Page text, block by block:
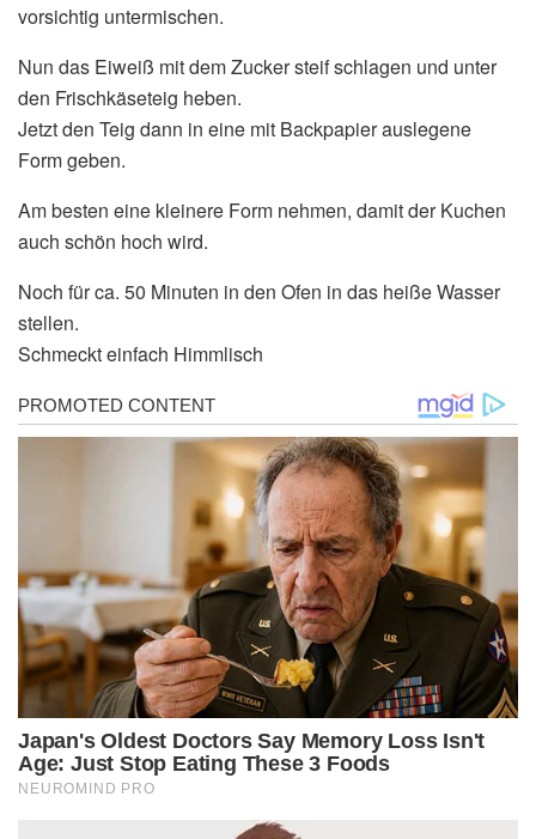
vorsichtig untermischen.
Nun das Eiweiß mit dem Zucker steif schlagen und unter
den Frischkäseteig heben.
Jetzt den Teig dann in eine mit Backpapier auslegene
Form geben.
Am besten eine kleinere Form nehmen, damit der Kuchen
auch schön hoch wird.
Noch für ca. 50 Minuten in den Ofen in das heiße Wasser
stellen.
Schmeckt einfach Himmlisch